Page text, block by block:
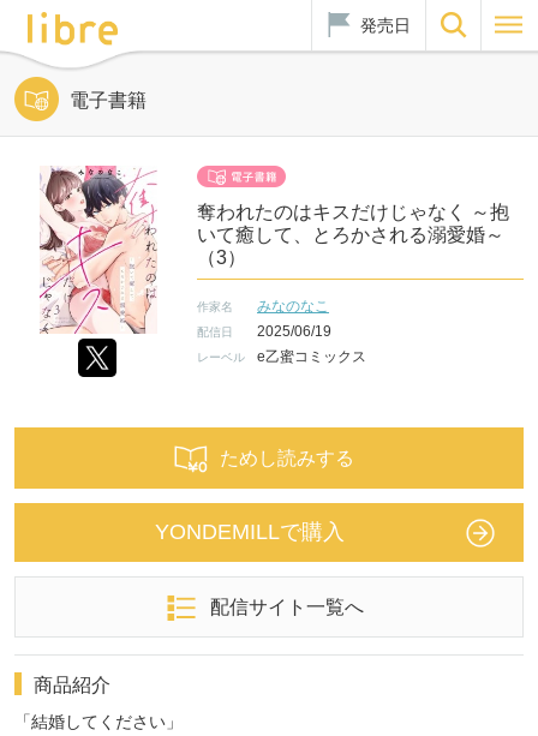
発売日
電子書籍
奪われたのはキスだけじゃなく ～抱
いて癒して、とろかされる溺愛婚～
（3）
作家名 みなのなこ
配信日 2025/06/19
レーベル e乙蜜コミックス
ためし読みする
YONDEMILLで購入
配信サイト一覧へ
商品紹介
「結婚してください」